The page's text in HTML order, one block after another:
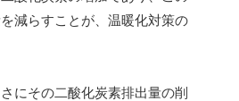
減らすことが、温暖化対策の
にその二酸化炭素排出量の削